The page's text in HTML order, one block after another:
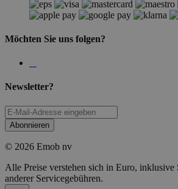
Möchten Sie uns folgen?
Newsletter?
Abonnieren
© 2026 Emob nv
Alle Preise verstehen sich in Euro, inklusive
anderer Servicegebühren.